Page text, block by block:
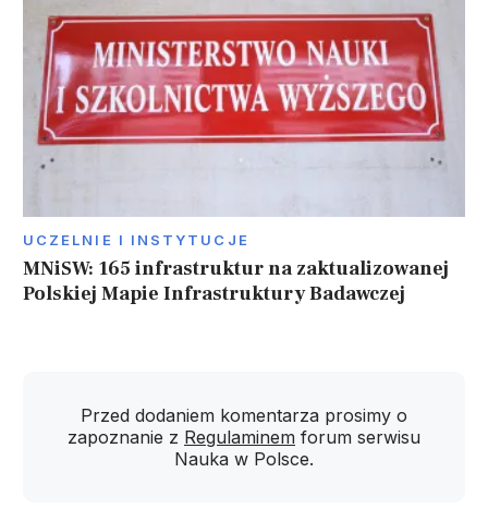
UCZELNIE I INSTYTUCJE
MNiSW: 165 infrastruktur na zaktualizowanej
Polskiej Mapie Infrastruktury Badawczej
Przed dodaniem komentarza prosimy o
zapoznanie z Regulaminem forum serwisu
Nauka w Polsce.